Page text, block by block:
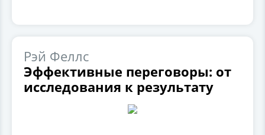
Рэй Феллс
Эффективные переговоры: от
исследования к результату